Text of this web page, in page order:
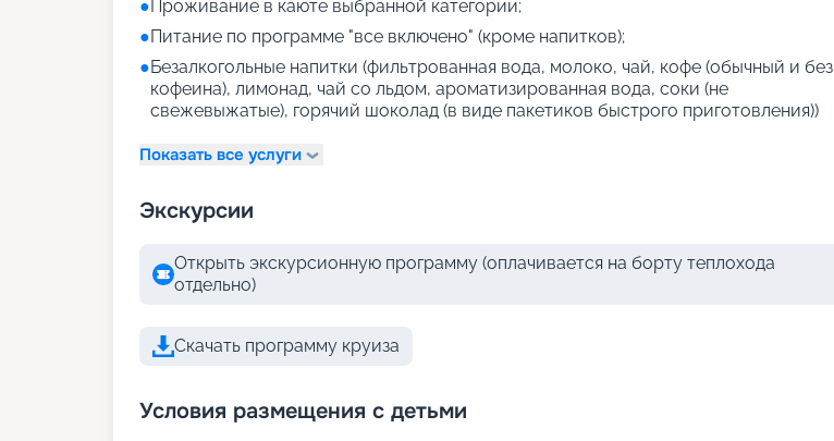
●Проживание в каюте выбранной категории;
●Питание по программе "все включено" (кроме напитков);
●Безалкогольные напитки (фильтрованная вода, молоко, чай, кофе (обычный и без
кофеина), лимонад, чай со льдом, ароматизированная вода, соки (не
свежевыжатые), горячий шоколад (в виде пакетиков быстрого приготовления))
Показать все услуги
Экскурсии
Открыть экскурсионную программу (оплачивается на борту теплохода
отдельно)
Скачать программу круиза
Условия размещения с детьми